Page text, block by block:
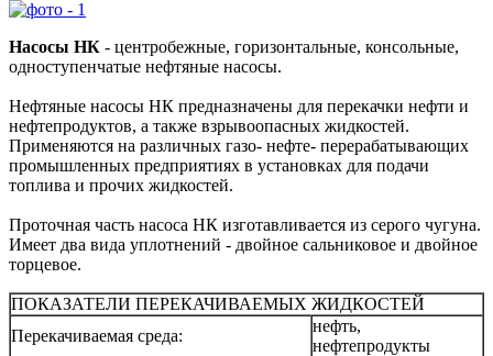
Насосы НК - центробежные, горизонтальные, консольные,
одноступенчатые нефтяные насосы.
Нефтяные насосы НК предназначены для перекачки нефти и
нефтепродуктов, а также взрывоопасных жидкостей.
Применяются на различных газо- нефте- перерабатывающих
промышленных предприятиях в установках для подачи
топлива и прочих жидкостей.
Проточная часть насоса НК изготавливается из серого чугуна.
Имеет два вида уплотнений - двойное сальниковое и двойное
торцевое.
ПОКАЗАТЕЛИ ПЕРЕКАЧИВАЕМЫХ ЖИДКОСТЕЙ
Перекачиваемая среда:
нефть,
нефтепродукты